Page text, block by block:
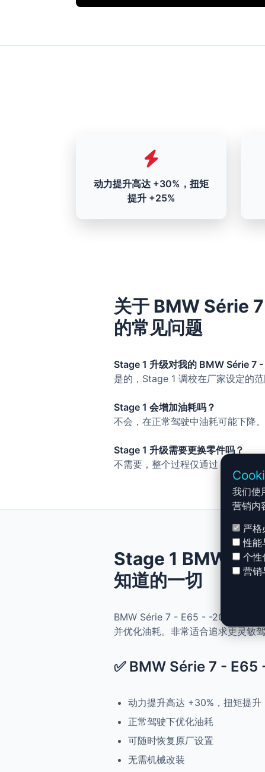
动力提升高达 +30%，扭矩
提升 +25%
关于 BMW Série
的常见问题
Stage 1 升级对我的 BMW Série
是的，Stage 1 调校在厂家设定的
Stage 1 会增加油耗吗？
不会，在正常驾驶中油耗可能下降
Stage 1 升级需要更换零件吗？
不需要，整个过程仅通过 ECU 调校
Stage 1 BMW
知道的一切
BMW Série 7 - E65 - -2000 -
并优化油耗。非常适合追求更灵敏
✅ BMW Série 7 -
动力提升高达 +30%，扭矩提升
正常驾驶下优化油耗
可随时恢复原厂设置
无需机械改装
我们使
营销内
严格
性能
个性
营销